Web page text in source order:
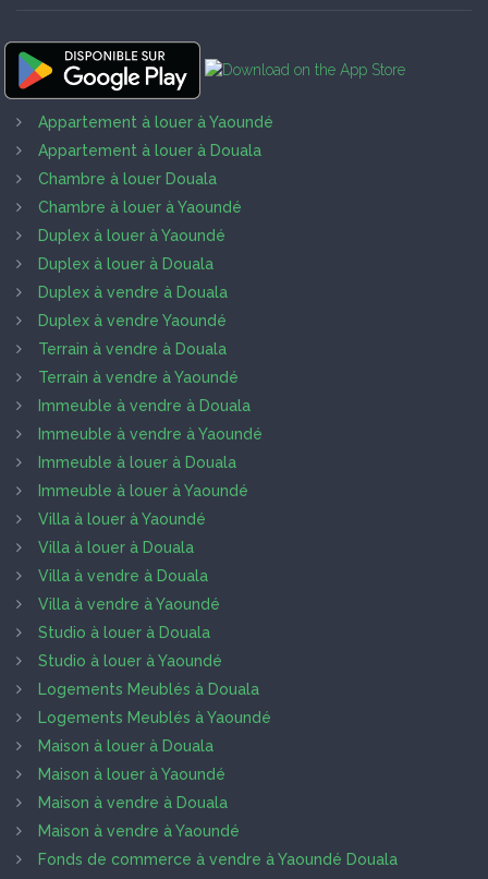
Appartement à louer à Yaoundé
Appartement à louer à Douala
Chambre à louer Douala
Chambre à louer à Yaoundé
Duplex à louer à Yaoundé
Duplex à louer à Douala
Duplex à vendre à Douala
Duplex à vendre Yaoundé
Terrain à vendre à Douala
Terrain à vendre à Yaoundé
Immeuble à vendre à Douala
Immeuble à vendre à Yaoundé
Immeuble à louer à Douala
Immeuble à louer à Yaoundé
Villa à louer à Yaoundé
Villa à louer à Douala
Villa à vendre à Douala
Villa à vendre à Yaoundé
Studio à louer à Douala
Studio à louer à Yaoundé
Logements Meublés à Douala
Logements Meublés à Yaoundé
Maison à louer à Douala
Maison à louer à Yaoundé
Maison à vendre à Douala
Maison à vendre à Yaoundé
Fonds de commerce à vendre à Yaoundé Douala